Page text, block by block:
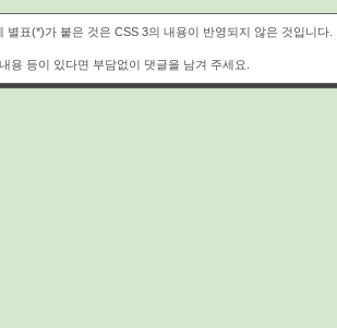
별표(*)가 붙은 것은 CSS 3의 내용이 반영되지 않은 것입니다.
용 등이 있다면 부담없이 댓글을 남겨 주세요.